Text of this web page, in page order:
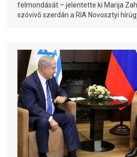
felmondását – jelentette ki Marija
szóvivő szerdán a RIA Novosztyi